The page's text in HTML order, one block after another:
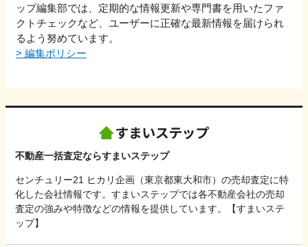
ップ編集部では、定期的な情報更新や専門書を用いたファ
クトチェックなど、ユーザーに正確な最新情報を届けられ
るよう努めています。
> 編集ポリシー
不動産一括査定ならすまいステップ
センチュリー21 ヒカリ企画（東京都東大和市）の売却査定に特
化した会社情報です。すまいステップでは各不動産会社の売却
査定の強みや特徴などの情報を提供しています。【すまいステ
ップ】